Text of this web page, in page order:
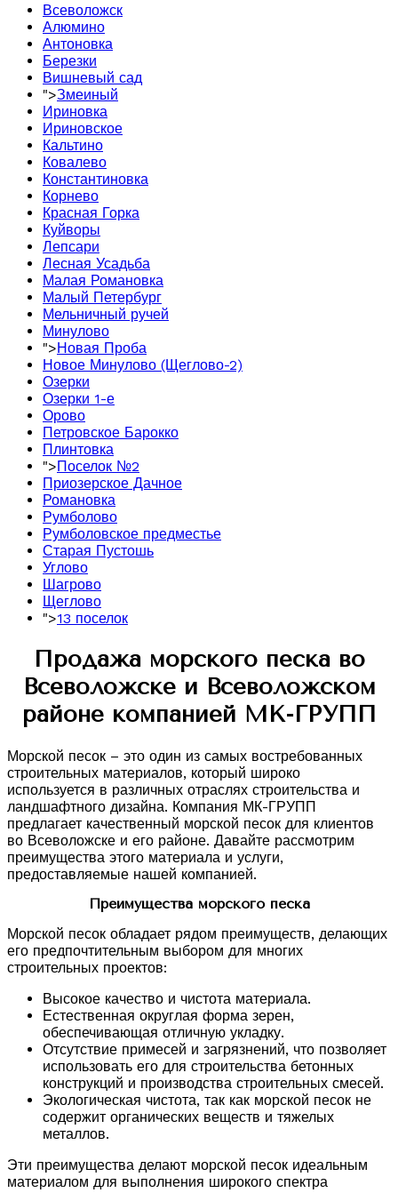
Всеволожск
Алюмино
Антоновка
Березки
Вишневый сад
">Змеиный
Ириновка
Ириновское
Кальтино
Ковалево
Константиновка
Корнево
Красная Горка
Куйворы
Лепсари
Лесная Усадьба
Малая Романовка
Малый Петербург
Мельничный ручей
Минулово
">Новая Проба
Новое Минулово (Щеглово-2)
Озерки
Озерки 1-е
Орово
Петровское Барокко
Плинтовка
">Поселок №2
Приозерское Дачное
Романовка
Румболово
Румболовское предместье
Старая Пустошь
Углово
Шагрово
Щеглово
">13 поселок
Продажа морского песка во
Всеволожске и Всеволожском
районе компанией МК-ГРУПП
Морской песок – это один из самых востребованных
строительных материалов, который широко
используется в различных отраслях строительства и
ландшафтного дизайна. Компания МК-ГРУПП
предлагает качественный морской песок для клиентов
во Всеволожске и его районе. Давайте рассмотрим
преимущества этого материала и услуги,
предоставляемые нашей компанией.
Преимущества морского песка
Морской песок обладает рядом преимуществ, делающих
его предпочтительным выбором для многих
строительных проектов:
Высокое качество и чистота материала.
Естественная округлая форма зерен,
обеспечивающая отличную укладку.
Отсутствие примесей и загрязнений, что позволяет
использовать его для строительства бетонных
конструкций и производства строительных смесей.
Экологическая чистота, так как морской песок не
содержит органических веществ и тяжелых
металлов.
Эти преимущества делают морской песок идеальным
материалом для выполнения широкого спектра